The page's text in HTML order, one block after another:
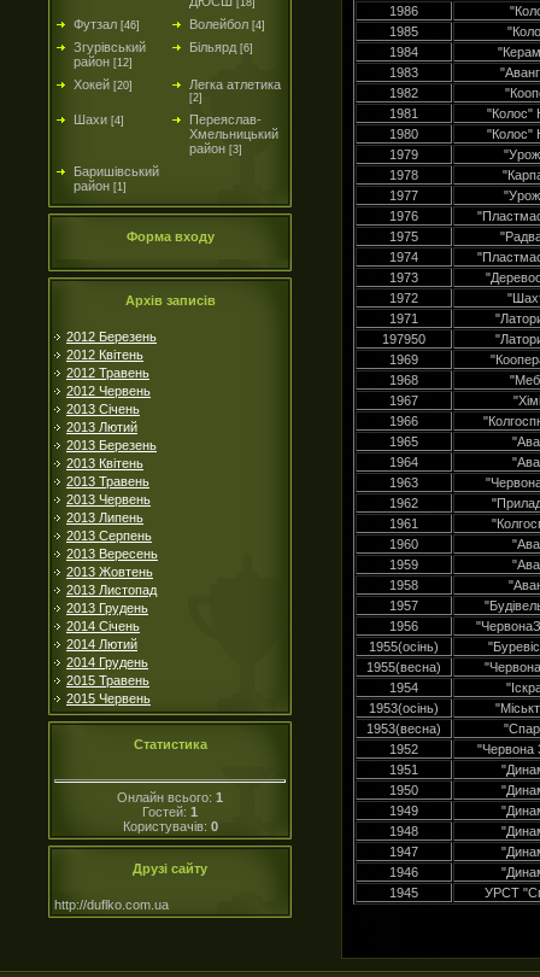
[18]
Футзал [46] Волейбол [4]
Згурівський
район [12]
Більярд [6]
Хокей [20] Легка атлетика
[2]
Шахи [4]
Переяслав-
Хмельницький
район [3]
Баришівський
район [1]
Форма входу
Архів записів
2012 Березень
2012 Квітень
2012 Травень
2012 Червень
2013 Січень
2013 Лютий
2013 Березень
2013 Квітень
2013 Травень
2013 Червень
2013 Липень
2013 Серпень
2013 Вересень
2013 Жовтень
2013 Листопад
2013 Грудень
2014 Січень
2014 Лютий
2014 Грудень
2015 Травень
2015 Червень
Статистика
Онлайн всього: 1
Гостей: 1
Користувачів: 0
Друзі сайту
http://duflko.com.ua
1986
1985
1984
1983
1982
1981
"Колос"
1980
"Колос"
1979
1978
1977
1976
1975
1974
1973
1972
1971
197950
1969
1968
1967
1966
1965
1964
1963
1962
1961
1960
1959
1958
1957
1956
1955(осінь)
1955(весна)
1954
1953(осінь)
1953(весна)
1952
"Червона
1951
1950
1949
1948
1947
1946
1945
УРСТ